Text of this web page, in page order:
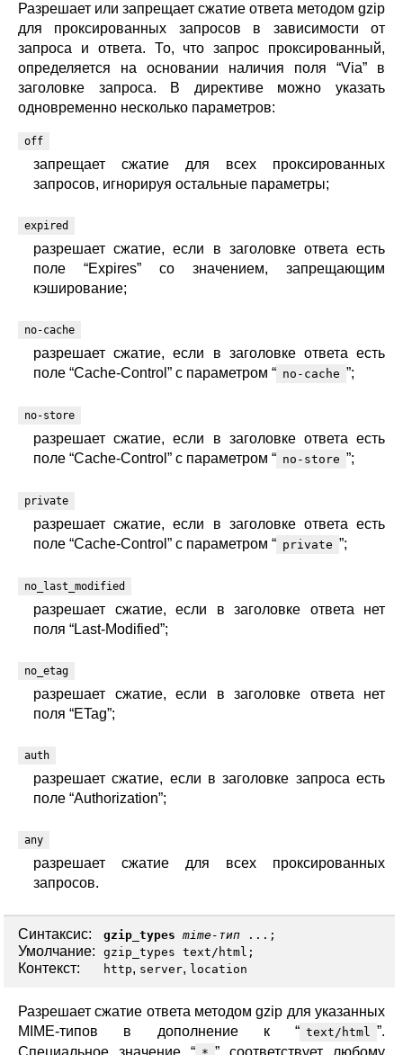
Разрешает или запрещает сжатие ответа методом gzip
для проксированных запросов в зависимости от
запроса и ответа. То, что запрос проксированный,
определяется на основании наличия поля “Via” в
заголовке запроса. В директиве можно указать
одновременно несколько параметров:
off
запрещает сжатие для всех проксированных
запросов, игнорируя остальные параметры;
expired
разрешает сжатие, если в заголовке ответа есть
поле “Expires” со значением, запрещающим
кэширование;
no-cache
разрешает сжатие, если в заголовке ответа есть
поле “Cache-Control” с параметром “ no-cache ”;
no-store
разрешает сжатие, если в заголовке ответа есть
поле “Cache-Control” с параметром “ no-store ”;
private
разрешает сжатие, если в заголовке ответа есть
поле “Cache-Control” с параметром “ private ”;
no_last_modified
разрешает сжатие, если в заголовке ответа нет
поля “Last-Modified”;
no_etag
разрешает сжатие, если в заголовке ответа нет
поля “ETag”;
auth
разрешает сжатие, если в заголовке запроса есть
поле “Authorization”;
any
разрешает сжатие для всех проксированных
запросов.
Синтаксис: gzip_types mime-тип ...;
Умолчание: gzip_types text/html;
Контекст: http, server, location
Разрешает сжатие ответа методом gzip для указанных
MIME-типов в дополнение к “ text/html
”.
Специальное значение “
” соответствует любому